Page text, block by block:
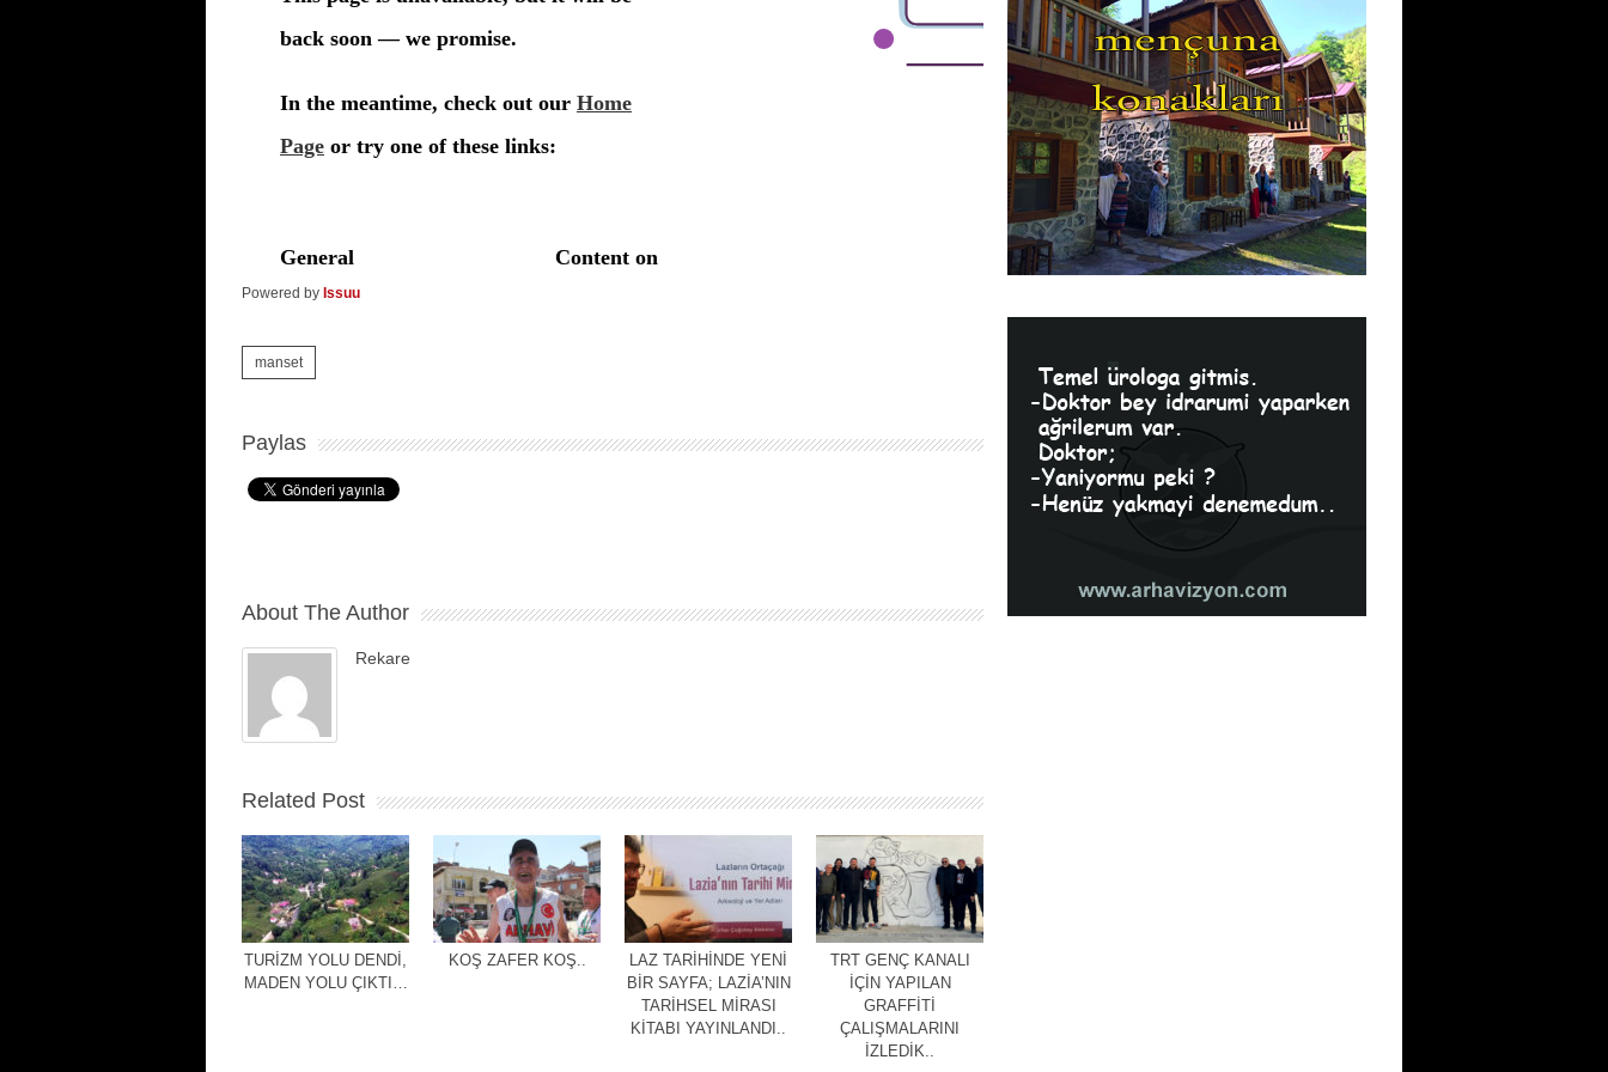
Powered by Issuu
manset
Paylas
About The Author
Rekare
Related Post
TURİZM YOLU DENDİ,
MADEN YOLU ÇIKTI…
KOŞ ZAFER KOŞ..
LAZ TARİHİNDE YENİ
BİR SAYFA; LAZİA’NIN
TARİHSEL MİRASI
KİTABI YAYINLANDI..
TRT GENÇ KANALI
İÇİN YAPILAN
GRAFFİTİ
ÇALIŞMALARINI
İZLEDİK..